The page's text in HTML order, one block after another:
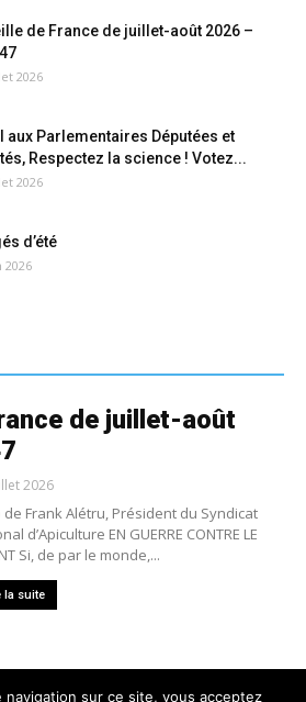
de France de juillet-août 2026 –
2026
aux Parlementaires Députées et
Respectez la science ! Votez...
2026
d’été
2026
de juillet-août
2026
de Frank Alétru, Président du Syndicat
d’Apiculture EN GUERRE CONTRE LE
Si, de par le monde,...
la suite
navigation sur ce site, vous acceptez